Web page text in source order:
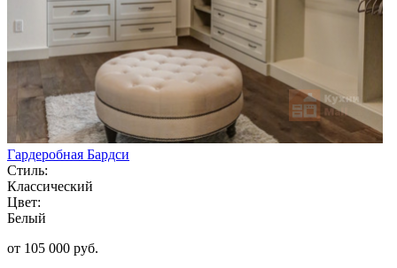
Гардеробная Бардси
Стиль:
Классический
Цвет:
Белый
от 105 000 руб.